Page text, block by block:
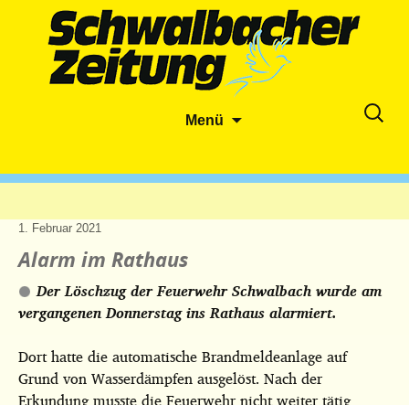
Menü
Suche
1. Februar 2021
Alarm im Rathaus
Der Löschzug der Feuerwehr Schwalbach wurde am
vergangenen Donnerstag ins Rathaus alarmiert.
Dort hatte die automatische Brandmeldeanlage auf
Grund von Wasserdämpfen ausgelöst. Nach der